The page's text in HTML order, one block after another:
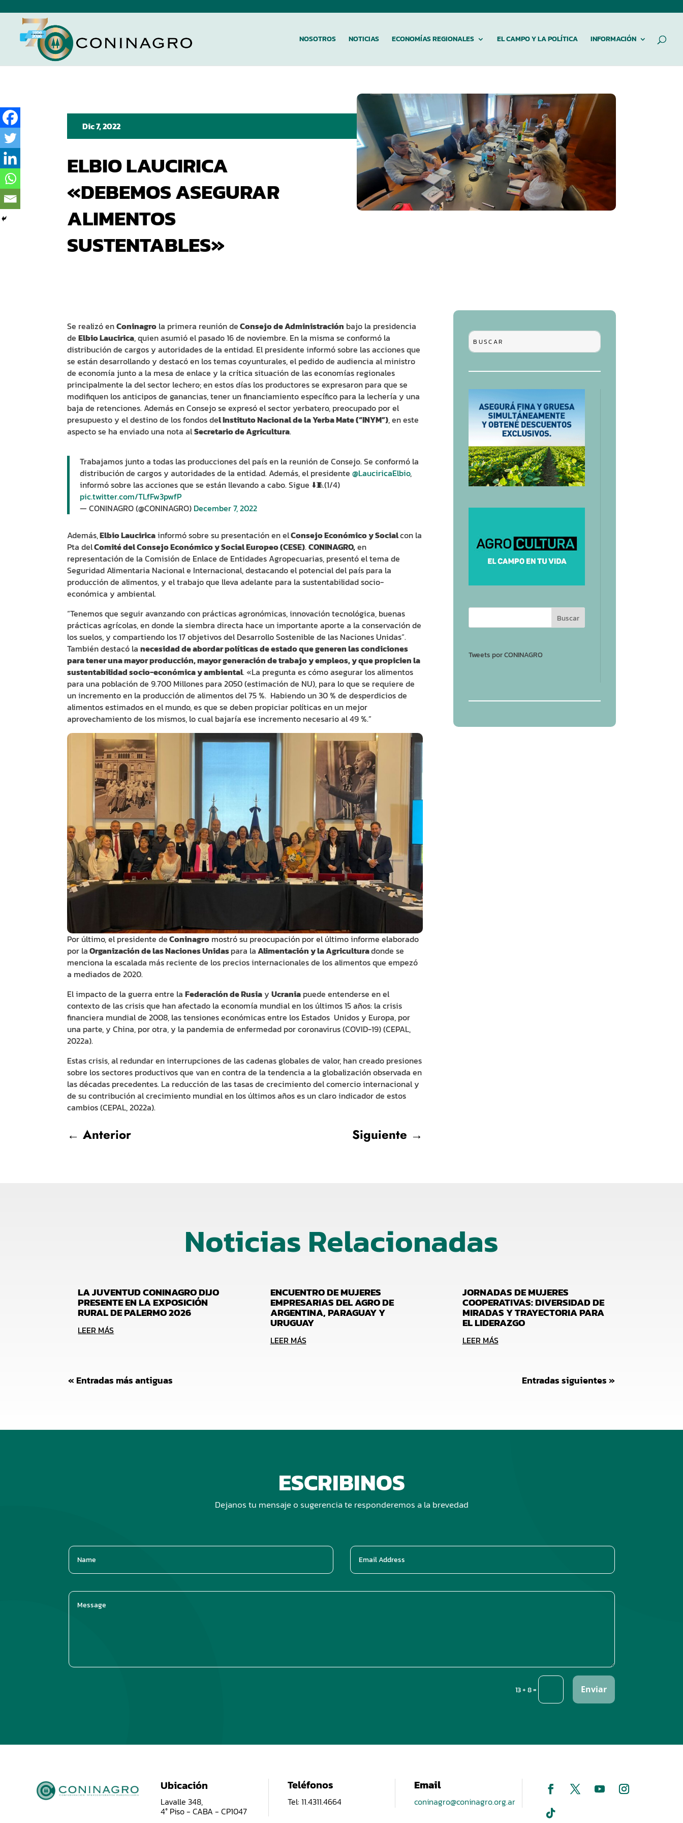
NOSOTROS NOTICIAS ECONOMÍAS REGIONALES EL CAMPO Y LA POLÍTICA INFORMACIÓN
Dic 7, 2022
ELBIO LAUCIRICA
«DEBEMOS ASEGURAR
ALIMENTOS
SUSTENTABLES»
Se realizó enConinagro la primera reunión deConsejo de Administración bajo la presidencia
de Elbio Laucirica, quien asumió el pasado 16 de noviembre. En la misma se conformó la
distribución de cargos y autoridades de la entidad. El presidente informó sobre las acciones que
se están desarrollando y destacó en los temas coyunturales, el pedido de audiencia al ministro
de economía junto a la mesa de enlace y la crítica situación de las economías regionales
principalmente la del sector lechero; en estos días los productores se expresaron para que se
modifiquen los anticipos de ganancias, tener un financiamiento específico para la lechería y una
baja de retenciones. Además en Consejo se expresó el sector yerbatero, preocupado por el
presupuesto y el destino de los fondos del Instituto Nacional de la Yerba Mate (“INYM”), en este
aspecto se ha enviado una nota alSecretario de Agricultura.
Trabajamos junto a todas las producciones del país en la reunión de Consejo. Se conformó la
distribución de cargos y autoridades de la entidad. Además, el presidente @LauciricaElbio,
informó sobre las acciones que se están llevando a cabo. Sigue ⬇️🧵(1/4)
pic.twitter.com/TLfFw3pwfP
— CONINAGRO (@CONINAGRO) December 7, 2022
Además,Elbio Lauciricainformó sobre su presentación en elConsejo Económico y Socialcon la
Pta delComité del Consejo Económico y Social Europeo (CESE).CONINAGRO,en
representación de la Comisión de Enlace de Entidades Agropecuarias, presentó el tema de
Seguridad Alimentaria Nacional e Internacional, destacando el potencial del país para la
producción de alimentos, y el trabajo que lleva adelante para la sustentabilidad socio-
económica y ambiental.
“Tenemos que seguir avanzando con prácticas agronómicas, innovación tecnológica, buenas
prácticas agrícolas, en donde la siembra directa hace un importante aporte a la conservación de
los suelos, y compartiendo los 17 objetivos del Desarrollo Sostenible de las Naciones Unidas”.
También destacó la necesidad de abordar políticas de estado que generen las condiciones
para tener una mayor producción, mayor generación de trabajo y empleos, y que propicien la
sustentabilidad socio-económica y ambiental. «La pregunta es cómo asegurar los alimentos
para una población de 9.700 Millones para 2050 (estimación de NU), para lo que se requiere de
un incremento en la producción de alimentos del 75 %. Habiendo un 30 % de desperdicios de
alimentos estimados en el mundo, es que se deben propiciar políticas en un mejor
aprovechamiento de los mismos, lo cual bajaría ese incremento necesario al 49 %.”
Por último, el presidente deConinagro mostró su preocupación por el último informe elaborado
por laOrganización de las Naciones Unidaspara laAlimentación y la Agriculturadonde se
menciona la escalada más reciente de los precios internacionales de los alimentos que empezó
a mediados de 2020.
El impacto de la guerra entre la Federación de Rusia y Ucrania puede entenderse en el
contexto de las crisis que han afectado la economía mundial en los últimos 15 años: la crisis
financiera mundial de 2008, las tensiones económicas entre los Estados Unidos y Europa, por
una parte, y China, por otra, y la pandemia de enfermedad por coronavirus (COVID-19) (CEPAL,
2022a).
Estas crisis, al redundar en interrupciones de las cadenas globales de valor, han creado presiones
sobre los sectores productivos que van en contra de la tendencia a la globalización observada en
las décadas precedentes. La reducción de las tasas de crecimiento del comercio internacional y
de su contribución al crecimiento mundial en los últimos años es un claro indicador de estos
cambios (CEPAL, 2022a).
← Anterior Siguiente →
Tweets por CONINAGRO
Noticias Relacionadas
LA JUVENTUD CONINAGRO DIJO
PRESENTE EN LA EXPOSICIÓN
RURAL DE PALERMO 2026
LEER MÁS
ENCUENTRO DE MUJERES
EMPRESARIAS DEL AGRO DE
ARGENTINA, PARAGUAY Y
URUGUAY
LEER MÁS
JORNADAS DE MUJERES
COOPERATIVAS: DIVERSIDAD DE
MIRADAS Y TRAYECTORIA PARA
EL LIDERAZGO
LEER MÁS
« Entradas más antiguas Entradas siguientes »
ESCRIBINOS
Dejanos tu mensaje o sugerencia te responderemos a la brevedad
13 + 8= Enviar
Ubicación
Lavalle 348,
4° Piso - CABA - CP1047
Teléfonos
Tel: 11.4311.4664
Email
coninagro@coninagro.org.ar